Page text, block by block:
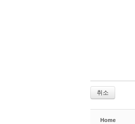
취소
Home